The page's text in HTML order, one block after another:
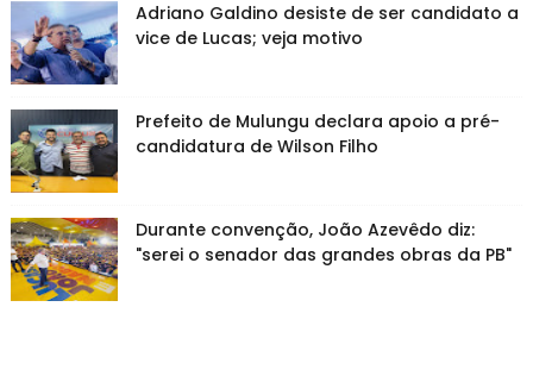
Adriano Galdino desiste de ser candidato a
vice de Lucas; veja motivo
Prefeito de Mulungu declara apoio a pré-
candidatura de Wilson Filho
Durante convenção, João Azevêdo diz:
"serei o senador das grandes obras da PB"